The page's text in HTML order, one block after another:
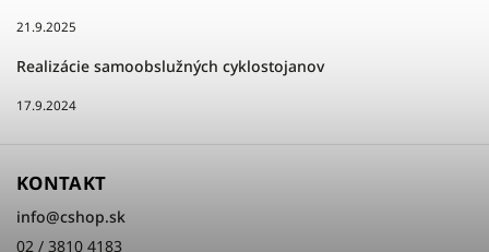
21.9.2025
Realizácie samoobslužných cyklostojanov
17.9.2024
KONTAKT
info@cshop.sk
02 / 3810 4183